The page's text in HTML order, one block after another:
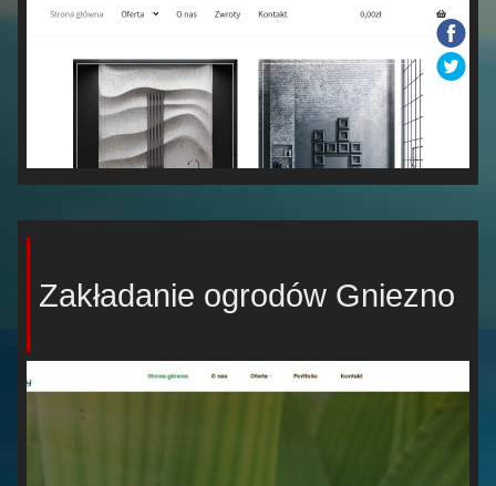
Zakładanie ogrodów Gniezno